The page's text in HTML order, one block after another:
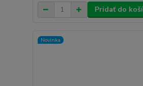
Pridať do
Novinka